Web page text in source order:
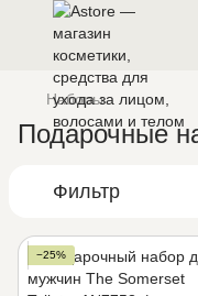
Наборы
Подарочные
Фильтр
−25%